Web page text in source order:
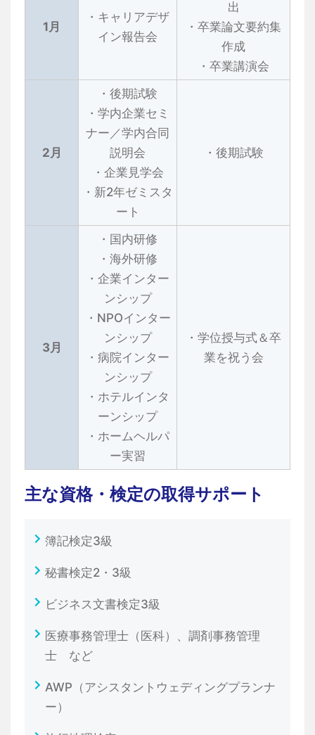
1月
・キャリアデザ
イン報告会
出
・卒業論文要約集
作成
・卒業講演会
2月
・後期試験
・学内企業セミ
ナー／学内合同
説明会
・企業見学会
・新2年ゼミスタ
ート
・後期試験
3月
・国内研修
・海外研修
・企業インター
ンシップ
・NPOインター
ンシップ
・病院インター
ンシップ
・ホテルインタ
ーンシップ
・ホームヘルパ
ー実習
・学位授与式＆卒
業を祝う会
主な資格・検定の取得サポート
簿記検定3級
秘書検定2・3級
ビジネス文書検定3級
医療事務管理士（医科）、調剤事務管理
士 など
AWP（アシスタントウェディングプランナ
ー）